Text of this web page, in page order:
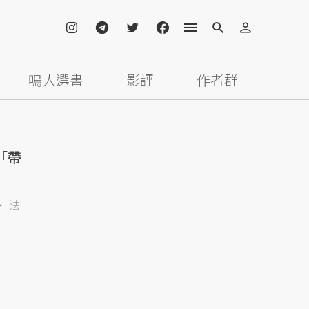
鳴人選書 影評 作者群
帶
法